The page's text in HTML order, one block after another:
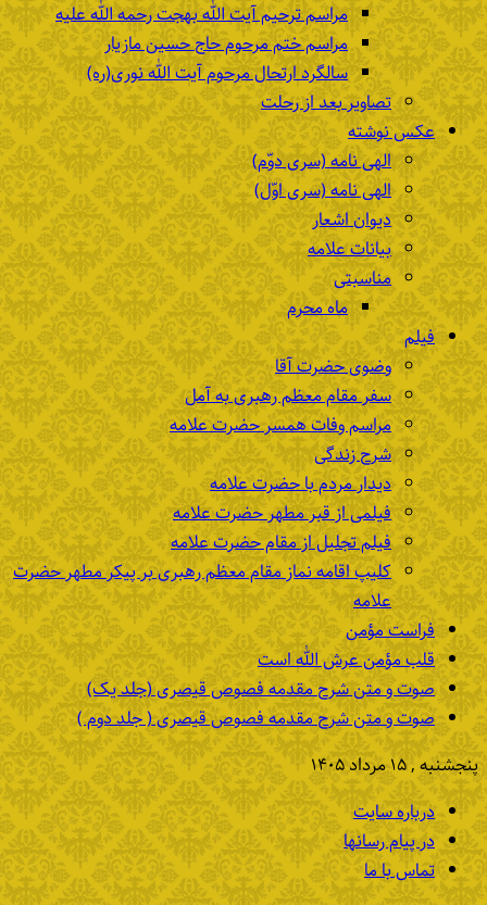
مراسم ترحیم آیت الله بهجت رحمه الله علیه
مراسم ختم مرحوم حاج حسین مازیار
سالگرد ارتحال مرحوم آیت الله نوری(ره)
تصاویر بعد از رحلت
عکس نوشته
الهی نامه (سری دوّم)
الهی نامه (سری اوّل)
دیوان اشعار
بیانات علامه
مناسبتی
ماه محرم
فیلم
وضوی حضرت آقا
سفر مقام معظم رهبری به آمل
مراسم وفات همسر حضرت علامه
شرح زندگی
دیدار مردم با حضرت علامه
فیلمی از قبر مطهر حضرت علامه
فیلم تجلیل از مقام حضرت علامه
کلیپ اقامه نماز مقام معظم رهبری بر پیکر مطهر حضرت
علامه
فراست مؤمن
قلب مؤمن عرش الله است
صوت و متن شرح مقدمه فصوص قیصری (جلد یک)
صوت و متن شرح مقدمه فصوص قیصری ( جلد دوم )
پنجشنبه , ۱۵ مرداد ۱۴۰۵
درباره سایت
در پیام رسانها
تماس با ما